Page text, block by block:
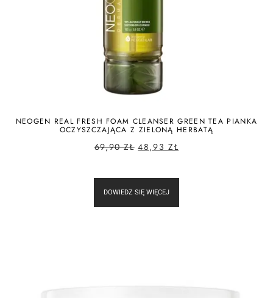
NEOGEN REAL FRESH FOAM CLEANSER GREEN TEA PIANKA
OCZYSZCZAJĄCA Z ZIELONĄ HERBATĄ
69,90ZŁ 48,93 ZŁ
DOWIEDZ SIĘ WIĘCEJ